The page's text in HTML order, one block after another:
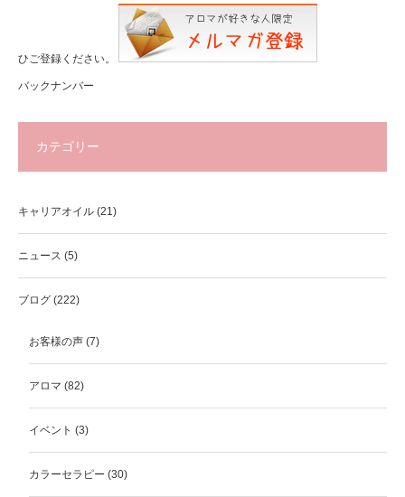
ひご登録ください。
バックナンバー
カテゴリー
キャリアオイル (21)
ニュース (5)
ブログ (222)
お客様の声 (7)
アロマ (82)
イベント (3)
カラーセラピー (30)